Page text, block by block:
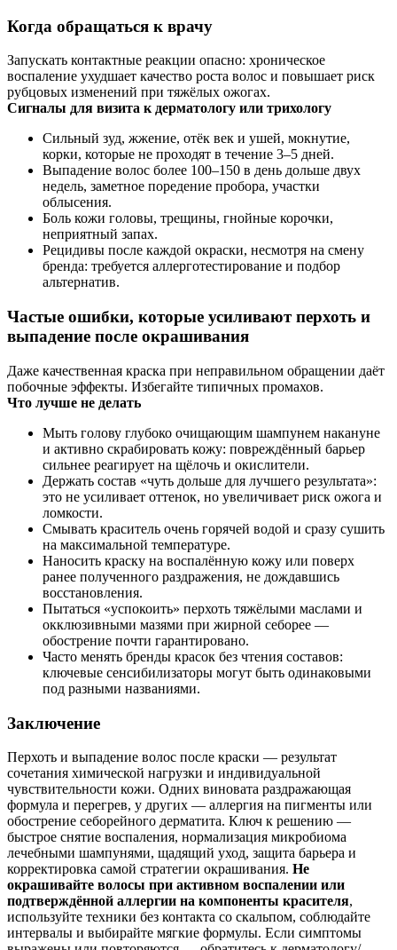
Когда обращаться к врачу
Запускать контактные реакции опасно: хроническое
воспаление ухудшает качество роста волос и повышает риск
рубцовых изменений при тяжёлых ожогах.
Сигналы для визита к дерматологу или трихологу
Сильный зуд, жжение, отёк век и ушей, мокнутие,
корки, которые не проходят в течение 3–5 дней.
Выпадение волос более 100–150 в день дольше двух
недель, заметное поредение пробора, участки
облысения.
Боль кожи головы, трещины, гнойные корочки,
неприятный запах.
Рецидивы после каждой окраски, несмотря на смену
бренда: требуется аллерготестирование и подбор
альтернатив.
Частые ошибки, которые усиливают перхоть и
выпадение после окрашивания
Даже качественная краска при неправильном обращении даёт
побочные эффекты. Избегайте типичных промахов.
Что лучше не делать
Мыть голову глубоко очищающим шампунем накануне
и активно скрабировать кожу: повреждённый барьер
сильнее реагирует на щёлочь и окислители.
Держать состав «чуть дольше для лучшего результата»:
это не усиливает оттенок, но увеличивает риск ожога и
ломкости.
Смывать краситель очень горячей водой и сразу сушить
на максимальной температуре.
Наносить краску на воспалённую кожу или поверх
ранее полученного раздражения, не дождавшись
восстановления.
Пытаться «успокоить» перхоть тяжёлыми маслами и
окклюзивными мазями при жирной себорее —
обострение почти гарантировано.
Часто менять бренды красок без чтения составов:
ключевые сенсибилизаторы могут быть одинаковыми
под разными названиями.
Заключение
Перхоть и выпадение волос после краски — результат
сочетания химической нагрузки и индивидуальной
чувствительности кожи. Одних виновата раздражающая
формула и перегрев, у других — аллергия на пигменты или
обострение себорейного дерматита. Ключ к решению —
быстрое снятие воспаления, нормализация микробиома
лечебными шампунями, щадящий уход, защита барьера и
корректировка самой стратегии окрашивания. Не
окрашивайте волосы при активном воспалении или
подтверждённой аллергии на компоненты красителя,
используйте техники без контакта со скальпом, соблюдайте
интервалы и выбирайте мягкие формулы. Если симптомы